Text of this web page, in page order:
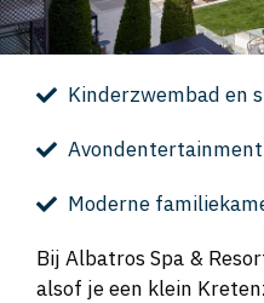
Kinderzwembad en
Avondentertainment
Moderne
Bij Albatros Spa &
alsof je een klein